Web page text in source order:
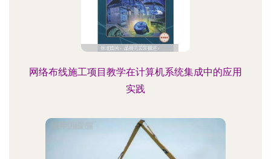
网络布线施工项目教学在计算机系统集成中的应用
实践